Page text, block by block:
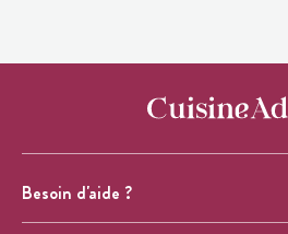
Besoin d'aide ?